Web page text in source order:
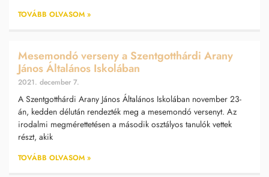
TOVÁBB OLVASOM »
Mesemondó verseny a Szentgotthárdi Arany
János Általános Iskolában
2021. december 7.
A Szentgotthárdi Arany János Általános Iskolában november 23-
án, kedden délután rendezték meg a mesemondó versenyt. Az
irodalmi megmérettetésen a második osztályos tanulók vettek
részt, akik
TOVÁBB OLVASOM »